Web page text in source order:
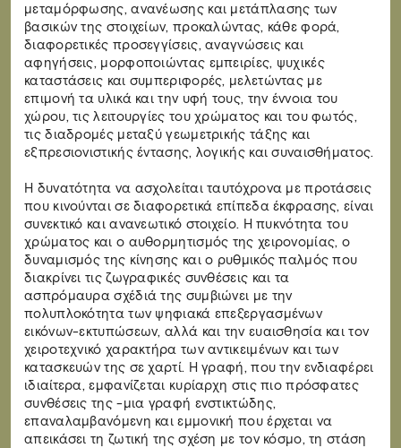
μεταμόρφωσης, ανανέωσης και μετάπλασης των
βασικών της στοιχείων, προκαλώντας, κάθε φορά,
διαφορετικές προσεγγίσεις, αναγνώσεις και
αφηγήσεις, μορφοποιώντας εμπειρίες, ψυχικές
καταστάσεις και συμπεριφορές, μελετώντας με
επιμονή τα υλικά και την υφή τους, την έννοια του
χώρου, τις λειτουργίες του χρώματος και του φωτός,
τις διαδρομές μεταξύ γεωμετρικής τάξης και
εξπρεσιονιστικής έντασης, λογικής και συναισθήματος.
Η δυνατότητα να ασχολείται ταυτόχρονα με προτάσεις
που κινούνται σε διαφορετικά επίπεδα έκφρασης, είναι
συνεκτικό και ανανεωτικό στοιχείο. Η πυκνότητα του
χρώματος και ο αυθορμητισμός της χειρονομίας, ο
δυναμισμός της κίνησης και ο ρυθμικός παλμός που
διακρίνει τις ζωγραφικές συνθέσεις και τα
ασπρόμαυρα σχέδιά της συμβιώνει με την
πολυπλοκότητα των ψηφιακά επεξεργασμένων
εικόνων-εκτυπώσεων, αλλά και την ευαισθησία και τον
χειροτεχνικό χαρακτήρα των αντικειμένων και των
κατασκευών της σε χαρτί. Η γραφή, που την ενδιαφέρει
ιδιαίτερα, εμφανίζεται κυρίαρχη στις πιο πρόσφατες
συνθέσεις της -μια γραφή ενστικτώδης,
επαναλαμβανόμενη και εμμονική που έρχεται να
απεικάσει τη ζωτική της σχέση με τον κόσμο, τη στάση